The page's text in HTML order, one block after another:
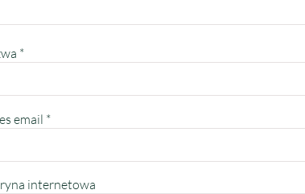
*
email *
internetowa